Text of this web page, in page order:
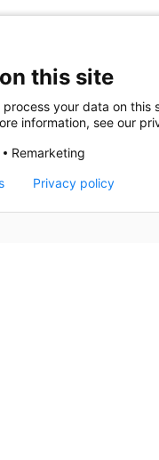
this site
process your data on
information, see our
Remarketing
Privacy policy